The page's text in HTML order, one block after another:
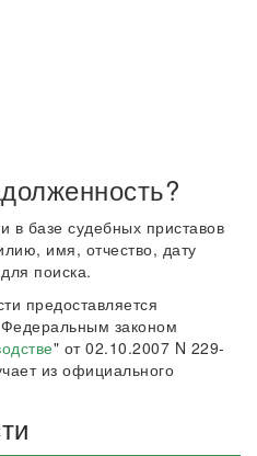
в базе судебных приставов
имя, отчество, дату
поиска.
предоставляется
Федеральным законом
" от 02.10.2007 N 229-
из официального